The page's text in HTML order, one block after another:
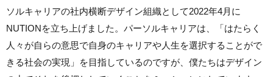
ソルキャリアの社内横断デザイン組織として2022年4月に
NUTIONを立ち上げました。パーソルキャリアは、「はたらく
人々が自らの意思で自身のキャリアや人生を選択することがで
きる社会の実現」を目指しているのですが、僕たちはデザイン